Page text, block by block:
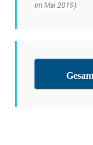
im Mai 2019).